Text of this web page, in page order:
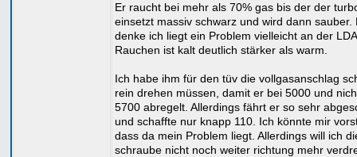
Er raucht bei mehr als 70% gas bis der der
einsetzt massiv schwarz und wird dann sauber.
denke ich liegt ein Problem vielleicht an der
Rauchen ist kalt deutlich stärker als warm.
Ich habe ihm für den tüv die vollgasanschlag
rein drehen müssen, damit er bei 5000 und
5700 abregelt. Allerdings fährt er so sehr
und schaffte nur knapp 110. Ich könnte mir
dass da mein Problem liegt. Allerdings will ich
schraube nicht noch weiter richtung mehr